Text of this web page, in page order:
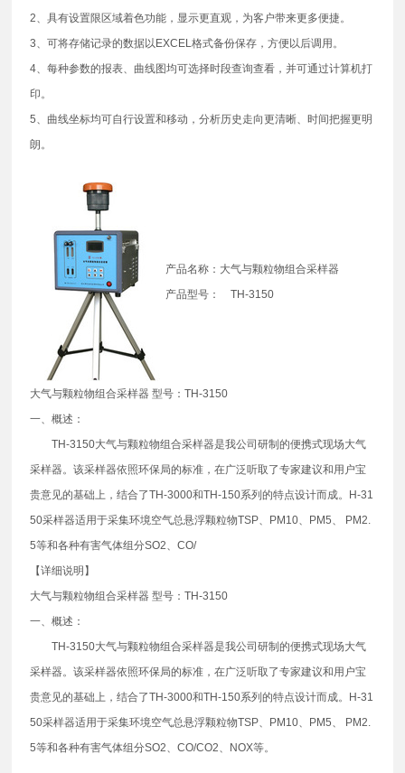
2、具有设置限区域着色功能，显示更直观，为客户带来更多便捷。
3、可将存储记录的数据以EXCEL格式备份保存，方便以后调用。
4、每种参数的报表、曲线图均可选择时段查询查看，并可通过计算机打
印。
5、曲线坐标均可自行设置和移动，分析历史走向更清晰、时间把握更明
朗。
产品名称：大气与颗粒物组合采样器
产品型号： TH-3150
大气与颗粒物组合采样器 型号：TH-3150
一、概述：
TH-3150大气与颗粒物组合采样器是我公司研制的便携式现场大气
采样器。该采样器依照环保局的标准，在广泛听取了专家建议和用户宝
贵意见的基础上，结合了TH-3000和TH-150系列的特点设计而成。H-31
50采样器适用于采集环境空气总悬浮颗粒物TSP、PM10、PM5、 PM2.
5等和各种有害气体组分SO2、CO/
【详细说明】
大气与颗粒物组合采样器 型号：TH-3150
一、概述：
TH-3150大气与颗粒物组合采样器是我公司研制的便携式现场大气
采样器。该采样器依照环保局的标准，在广泛听取了专家建议和用户宝
贵意见的基础上，结合了TH-3000和TH-150系列的特点设计而成。H-31
50采样器适用于采集环境空气总悬浮颗粒物TSP、PM10、PM5、 PM2.
5等和各种有害气体组分SO2、CO/CO2、NOX等。